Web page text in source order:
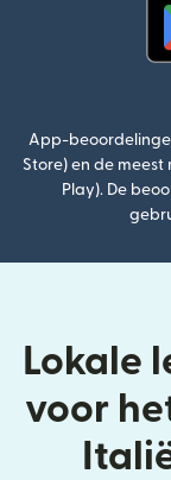
App-
Store) en de
Play). De
Lokale
voor